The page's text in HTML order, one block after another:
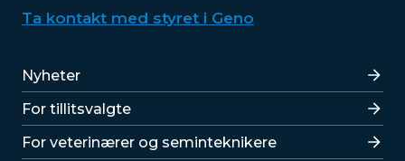
Ta kontakt med styret i Geno
Lenker
Nyheter
For tillitsvalgte
For veterinærer og seminteknikere